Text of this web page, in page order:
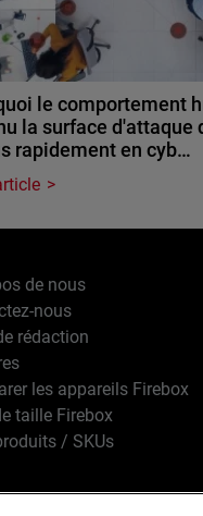
le comportement
la surface d'attaque
rapidement en cyb…
de nous
nous
rédaction
les appareils Firebox
taille Firebox
/ SKUs